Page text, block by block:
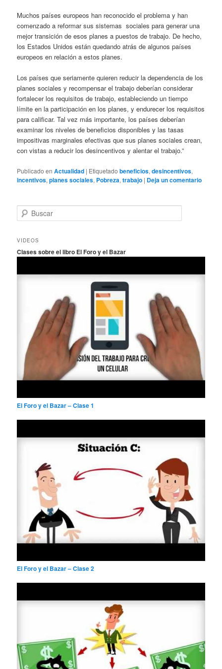
Muchos países europeos han reconocido el problema y han
comenzado a reformar sus sistemas sociales para generar una
mejor transición de esos planes a puestos de trabajo. De hecho,
los Estados Unidos están quedando atrás de algunos países
europeos en relación a estos planes.
Los países que seriamente quieren reducir la dependencia de los
planes sociales y recompensar el trabajo deberían considerar
fortalecer los requisitos de trabajo, estableciendo un tiempo
límite en la participación en los planes, y endurecer los requisitos
para calificar. Tal vez más importante, los países deberían
examinar los niveles de beneficios disponibles y las tasas
impositivas marginales efectivas que sus planes sociales crean,
con vistas a reducir los desincentivos y alentar el trabajo.”
Publicado en Actualidad | Etiquetado beneficios,desincentivos,
incentivos,planes sociales, Pobreza,trabajo | Deja un comentario
u
c
r
VIDEOS
Clases sobre el libro El Foro y el Bazar
El Foro y el Bazar – Clase 1
El Foro y el Bazar – Clase 2